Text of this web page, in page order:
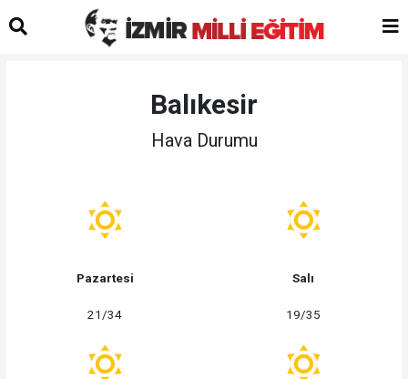
Balıkesir
Hava Durumu
Pazartesi
21/34
Salı
19/35